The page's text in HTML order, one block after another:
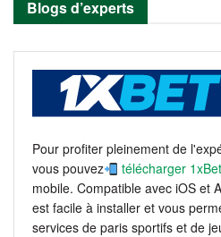
Blogs d’experts
Pour profiter pleinement de
vous pouvez
télécharger 1xBet
mobile. Compatible avec iOS et
est facile à installer et vous
services de paris sportifs et de